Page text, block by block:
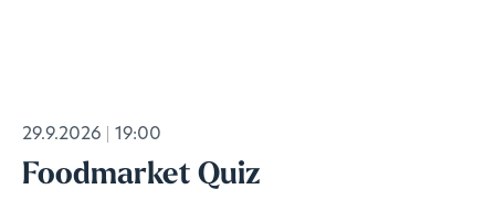
29.9.2026 19:00
Foodmarket Quiz